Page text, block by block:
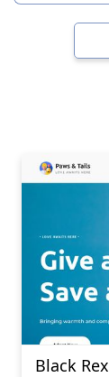
Black Rex